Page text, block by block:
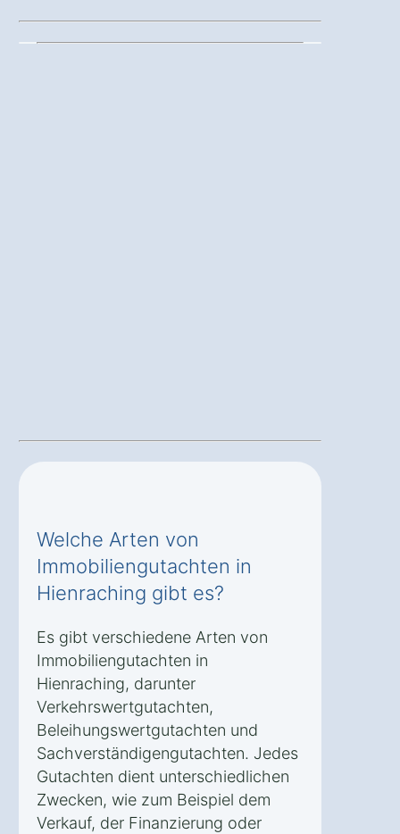
Welche Arten von
Immobiliengutachten in
Hienraching gibt es?
Es gibt verschiedene Arten von
Immobiliengutachten in
Hienraching, darunter
Verkehrswertgutachten,
Beleihungswertgutachten und
Sachverständigengutachten. Jedes
Gutachten dient unterschiedlichen
Zwecken, wie zum Beispiel dem
Verkauf, der Finanzierung oder